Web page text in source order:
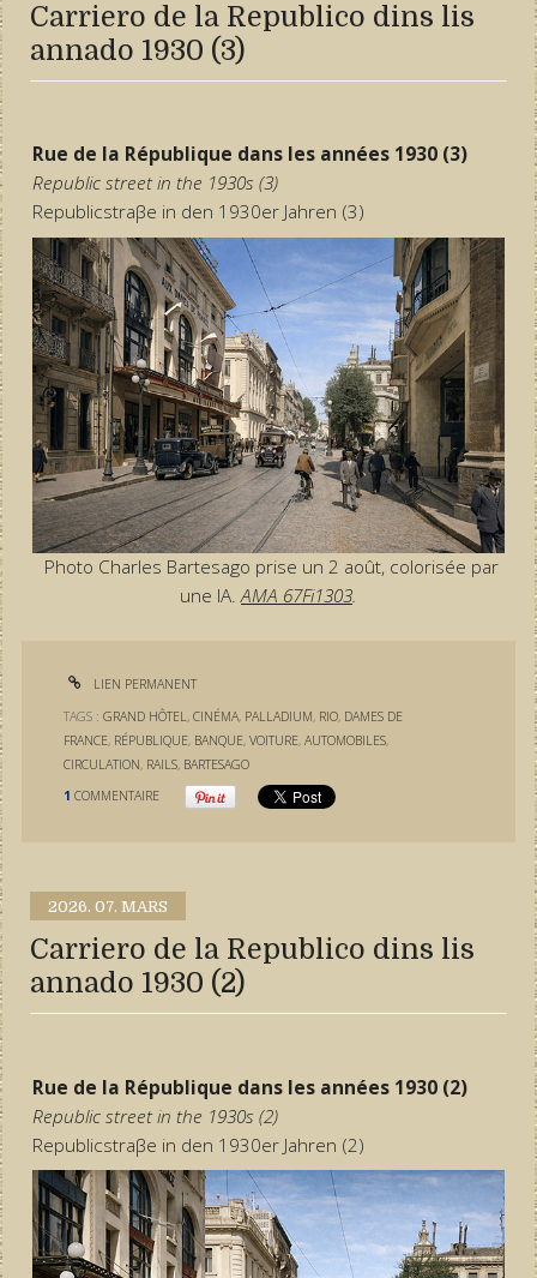
Carriero de la Republico dins lis
annado 1930 (3)
Rue de la République dans les années 1930 (3)
Republic street in the 1930s (3)
Republicstraβe in den 1930er Jahren (3)
Photo Charles Bartesago prise un 2 août, colorisée par
une IA.AMA 67Fi1303.
LIEN PERMANENT
TAGS :GRAND HÔTEL ,CINÉMA, PALLADIUM, RIO, DAMES DE
FRANCE, RÉPUBLIQUE, BANQUE,VOITURE,AUTOMOBILES,
CIRCULATION, RAILS, BARTESAGO
1 COMMENTAIRE
2026. 07. MARS
Carriero de la Republico dins lis
annado 1930 (2)
Rue de la République dans les années 1930 (2)
Republic street in the 1930s (2)
Republicstraβe in den 1930er Jahren (2)